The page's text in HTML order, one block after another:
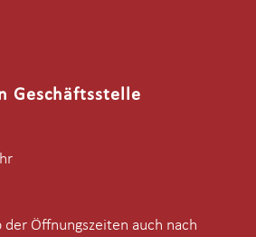
Geschäftsstelle
Öffnungszeiten auch nach